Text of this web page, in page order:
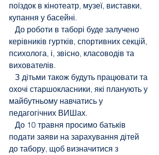
поїздок в кінотеатр, музеї, виставки,
купання у басейні.
До роботи в таборі буде залучено
керівників гуртків, спортивних секцій,
психолога, і, звісно, класоводів та
вихователів.
З дітьми також будуть працювати та
охочі старшокласники, які планують у
майбутньому навчатись у
педагогічних ВИШах.
До 10 травня просимо батьків
подати заяви на зарахування дітей
до табору, щоб визначитися з